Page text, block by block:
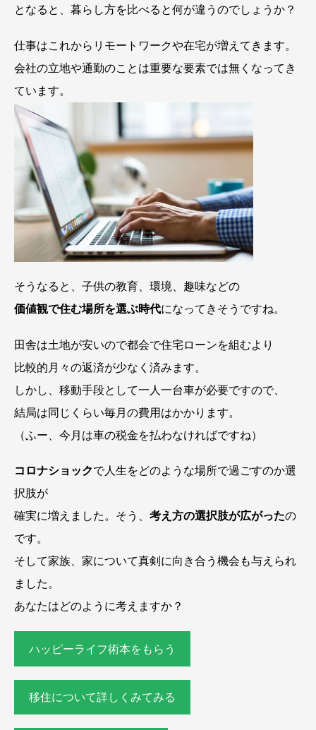
となると、暮らし方を比べると何が違うのでしょうか？
仕事はこれからリモートワークや在宅が増えてきます。
会社の立地や通勤のことは重要な要素では無くなってき
ています。
そうなると、子供の教育、環境、趣味などの
価値観で住む場所を選ぶ時代になってきそうですね。
田舎は土地が安いので都会で住宅ローンを組むより
比較的月々の返済が少なく済みます。
しかし、移動手段として一人一台車が必要ですので、
結局は同じくらい毎月の費用はかかります。
（ふー、今月は車の税金を払わなければですね）
コロナショックで人生をどのような場所で過ごすのか選
択肢が
確実に増えました。そう、 考え方の選択肢が広がったの
です。
そして家族、家について真剣に向き合う機会も与えられ
ました。
あなたはどのように考えますか？
ハッピーライフ術本をもらう
移住について詳しくみてみる